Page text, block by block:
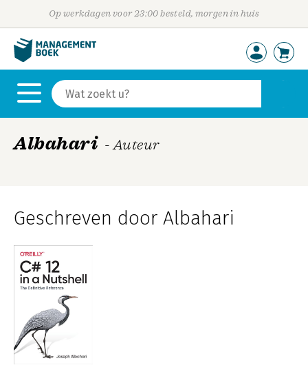
Op werkdagen voor 23:00 besteld, morgen in huis
Albahari - Auteur
Geschreven door Albahari